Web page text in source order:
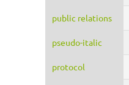
public relations
pseudo-italic
protocol